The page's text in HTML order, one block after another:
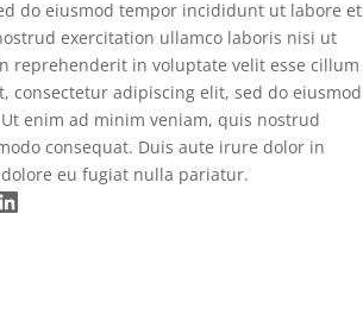
do eiusmod tempor incididunt ut labore et
exercitation ullamco laboris nisi ut
reprehenderit in voluptate velit esse cillum
adipiscing elit, sed do eiusmod
enim ad minim veniam, quis nostrud
consequat. Duis aute irure dolor in
eu fugiat nulla pariatur.